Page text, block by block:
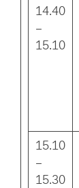
14.40
–
15.10
15.10
–
15.30